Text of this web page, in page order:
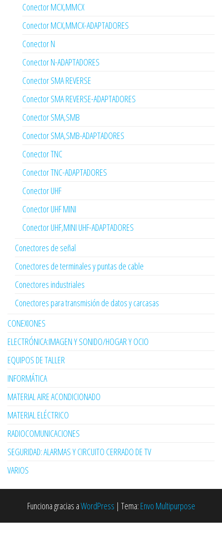
Conector MCX,MMCX
Conector MCX,MMCX-ADAPTADORES
Conector N
Conector N-ADAPTADORES
Conector SMA REVERSE
Conector SMA REVERSE-ADAPTADORES
Conector SMA,SMB
Conector SMA,SMB-ADAPTADORES
Conector TNC
Conector TNC-ADAPTADORES
Conector UHF
Conector UHF MINI
Conector UHF,MINI UHF-ADAPTADORES
Conectores de señal
Conectores de terminales y puntas de cable
Conectores industriales
Conectores para transmisión de datos y carcasas
CONEXIONES
ELECTRÓNICA:IMAGEN Y SONIDO/HOGAR Y OCIO
EQUIPOS DE TALLER
INFORMÁTICA
MATERIAL AIRE ACONDICIONADO
MATERIAL ELÉCTRICO
RADIOCOMUNICACIONES
SEGURIDAD: ALARMAS Y CIRCUITO CERRADO DE TV
VARIOS
Funciona gracias aWordPress | Tema: Envo Multipurpose